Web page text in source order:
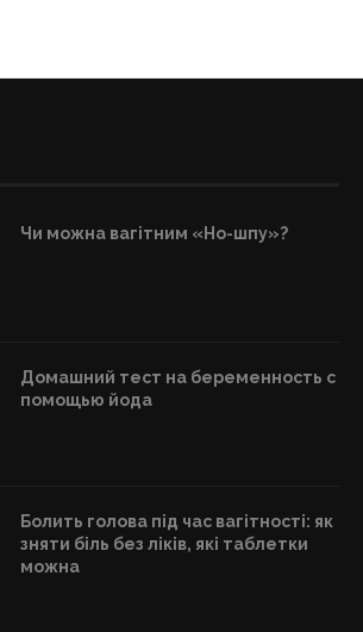
Чи можна вагітним «Но-шпу»?
Домашний тест на беременность с
помощью йода
Болить голова під час вагітності: як
зняти біль без ліків, які таблетки
можна